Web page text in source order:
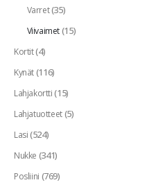
Varret(35)
Viivaimet(15)
Kortit(4)
Kynät(116)
Lahjakortti(15)
Lahjatuotteet(5)
Lasi(524)
Nukke (341)
Posliini (769)